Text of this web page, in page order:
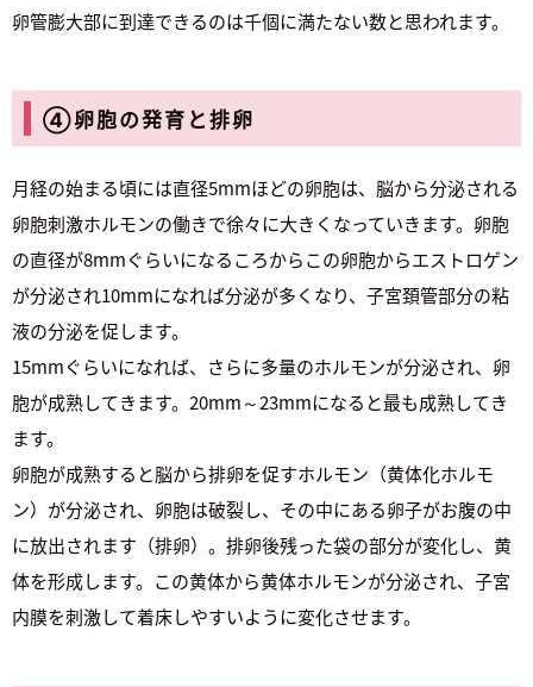
卵管膨大部に到達できるのは千個に満たない数と思われます。
④卵胞の発育と排卵
月経の始まる頃には直径5mmほどの卵胞は、脳から分泌される
卵胞刺激ホルモンの働きで徐々に大きくなっていきます。卵胞
の直径が8mmぐらいになるころからこの卵胞からエストロゲン
が分泌され10mmになれば分泌が多くなり、子宮頚管部分の粘
液の分泌を促します。
15mmぐらいになれば、さらに多量のホルモンが分泌され、卵
胞が成熟してきます。20mm～23mmになると最も成熟してき
ます。
卵胞が成熟すると脳から排卵を促すホルモン（黄体化ホルモ
ン）が分泌され、卵胞は破裂し、その中にある卵子がお腹の中
に放出されます（排卵）。排卵後残った袋の部分が変化し、黄
体を形成します。この黄体から黄体ホルモンが分泌され、子宮
内膜を刺激して着床しやすいように変化させます。